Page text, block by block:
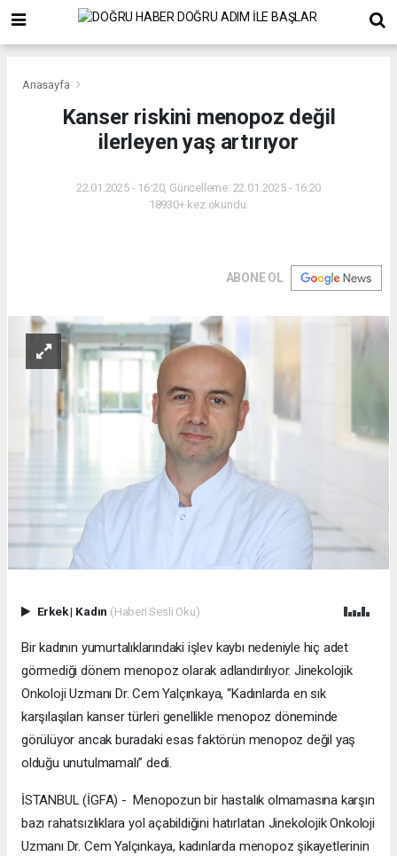
Anasayfa
Kanser riskini menopoz değil
ilerleyen yaş artırıyor
22.01.2025 - 16:20, Güncelleme: 22.01.2025 - 16:20
18930+ kez okundu.
ABONE OL
Erkek| Kadın (Haberi Sesli Oku)
Bir kadının yumurtalıklarındaki işlev kaybı nedeniyle hiç adet
görmediği dönem menopoz olarak adlandırılıyor. Jinekolojik
Onkoloji Uzmanı Dr. Cem Yalçınkaya, “Kadınlarda en sık
karşılaşılan kanser türleri genellikle menopoz döneminde
görülüyor ancak buradaki esas faktörün menopoz değil yaş
olduğu unutulmamalı” dedi.
İSTANBUL (İGFA) - Menopozun bir hastalık olmamasına karşın
bazı rahatsızlıklara yol açabildiğini hatırlatan Jinekolojik Onkoloji
Uzmanı Dr. Cem Yalçınkaya, kadınlarda menopoz şikayetlerinin